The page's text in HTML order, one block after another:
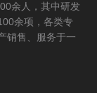
余人，其中研发
余项，各类专
销售、服务于一